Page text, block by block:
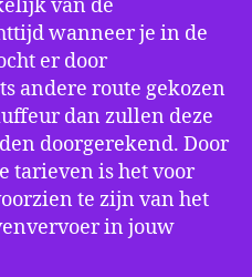
van de
wanneer je in de
er door
andere route gekozen
dan zullen deze
doorgerekend. Door
tarieven is het voor
te zijn van het
in jouw